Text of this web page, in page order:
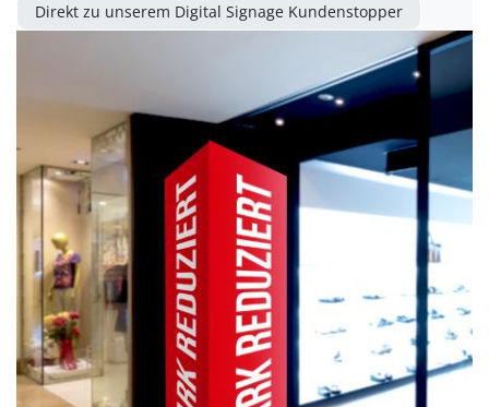
Direkt zu unserem Digital Signage Kundenstopper